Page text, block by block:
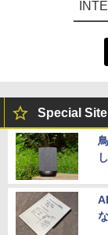
Special Site